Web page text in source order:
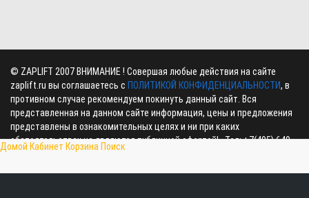
© ZAPLIFT 2007 ВНИМАНИЕ ! Совершая любые действия на сайте
zaplift.ru вы соглашаетесь с ПОЛИТИКОЙ КОНФИДЕНЦИАЛЬНОСТИ, в
противном случае рекомендуем покинуть данный сайт. Вся
представленная на данном сайте информация, цены и предложения
представлены в ознакомительных целях и ни при каких
обстоятельствах не являются публичной офертой! , Тел:+7(495) 649-
Домой Кабинет Корзина Поиск